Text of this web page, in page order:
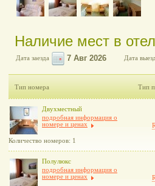
Наличие мест в
Дата заезда Дата
Тип номера Тип
Двухместный
подробная информация о
номере и ценах
Количество номеров: 1
Полулюкс
подробная информация о
номере и ценах